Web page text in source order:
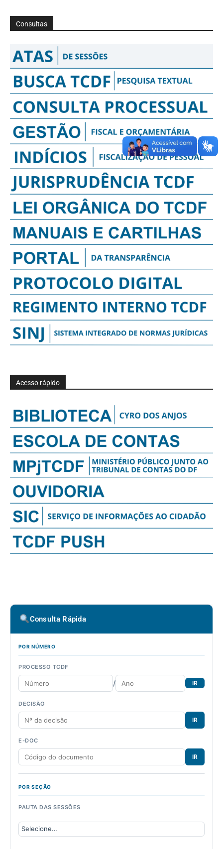
Consultas
Acesso rápido
Consulta Rápida
POR NÚMERO
PROCESSO TCDF
/ IR
DECISÃO
IR
E-DOC
IR
POR SEÇÃO
PAUTA DAS SESSÕES